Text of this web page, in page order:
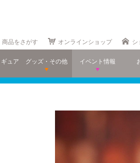
商品をさがす オンラインショップ シ
ュア グッズ・その他 イベント情報